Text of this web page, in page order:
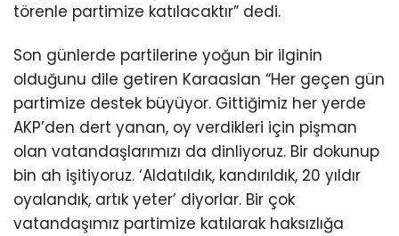
törenle partimize katılacaktır” dedi.
Son günlerde partilerine yoğun bir ilginin
olduğunu dile getiren Karaaslan “Her geçen gün
partimize destek büyüyor. Gittiğimiz her yerde
AKP’den dert yanan, oy verdikleri için pişman
olan vatandaşlarımızı da dinliyoruz. Bir dokunup
bin ah işitiyoruz. ‘Aldatıldık, kandırıldık, 20 yıldır
oyalandık, artık yeter’ diyorlar. Bir çok
vatandaşımız partimize katılarak haksızlığa